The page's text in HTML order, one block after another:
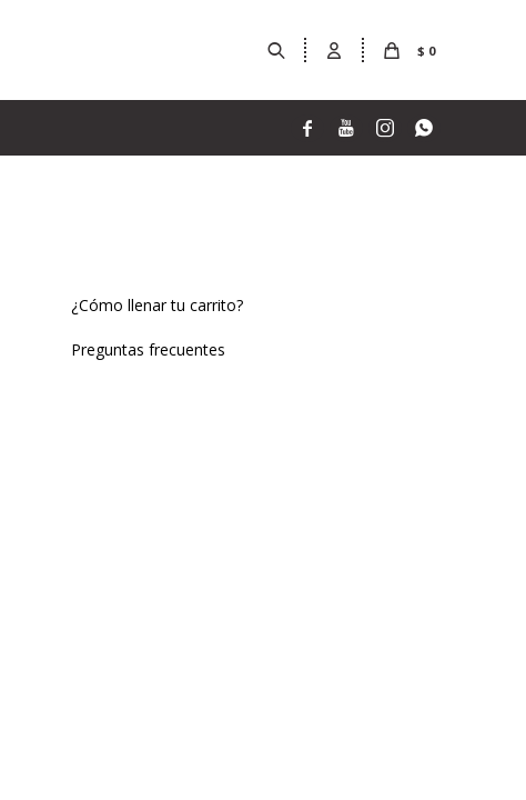
$ 0
   
¿Cómo llenar tu carrito?
Preguntas frecuentes